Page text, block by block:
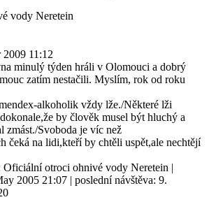
vody Neretein
2009 11:12
minulý týden hráli v Olomouci a dobrý
zatím nestačili. Myslím, rok od roku
alkoholik vždy lže./Některé lži
by člověk musel být hluchý a
zmást./Svoboda je víc než
čeká na lidi,kteří by chtěli uspět,ale nechtějí
Oficiální otroci ohnivé vody Neretein |
2005 21:07 | poslední návštěva: 9.